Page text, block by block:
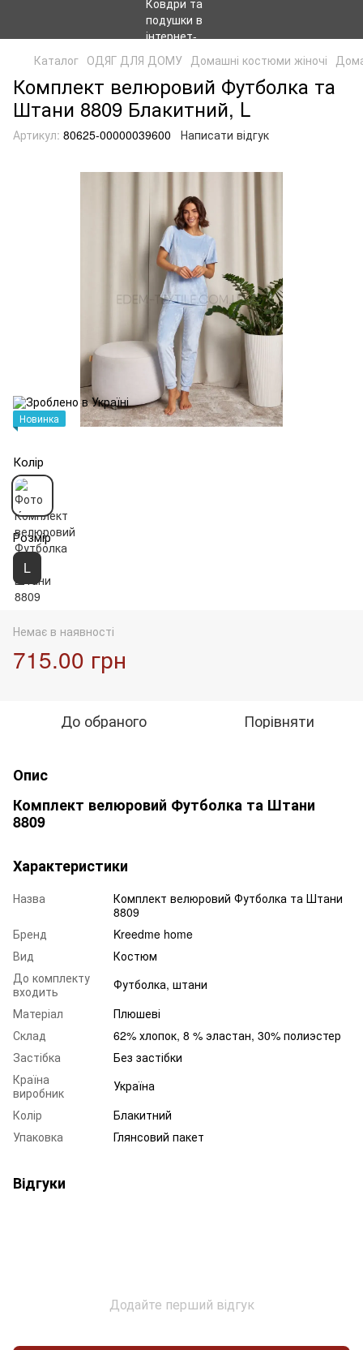
Каталог ОДЯГ ДЛЯ ДОМУ Домашні костюми жіночі
Комплект велюровий Футболка та
Штани 8809 Блакитний, L
Артикул: 80625-00000039600 Написати відгук
Новинка
Колір
Розмір
L
Немає в наявності
715.00 грн
До обраного Порівняти
Опис
Комплект велюровий Футболка та Штани
8809
Характеристики
Назва
Комплект велюровий Футболка та Штани
8809
Бренд
Kreedme home
Вид
Костюм
До комплекту
входить
Футболка, штани
Матеріал
Плюшеві
Склад
62% хлопок, 8 % эластан, 30% полиэстер
Застібка
Без застібки
Країна
виробник
Україна
Колір
Блакитний
Упаковка
Глянсовий пакет
Відгуки
Додайте перший відгук